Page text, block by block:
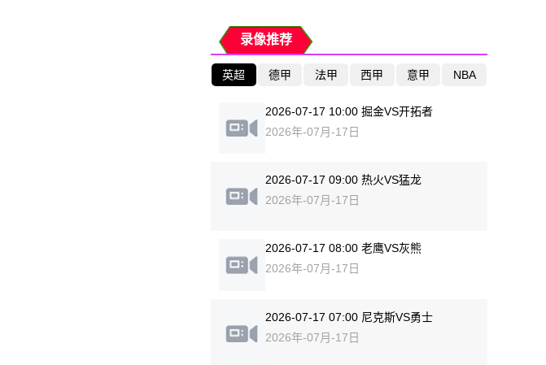
录像推荐
英超 德甲 法甲 西甲 意甲 NBA
2026-07-17 10:00 掘金VS开拓者
2026年-07月-17日
2026-07-17 09:00 热火VS猛龙
2026年-07月-17日
2026-07-17 08:00 老鹰VS灰熊
2026年-07月-17日
2026-07-17 07:00 尼克斯VS勇士
2026年-07月-17日